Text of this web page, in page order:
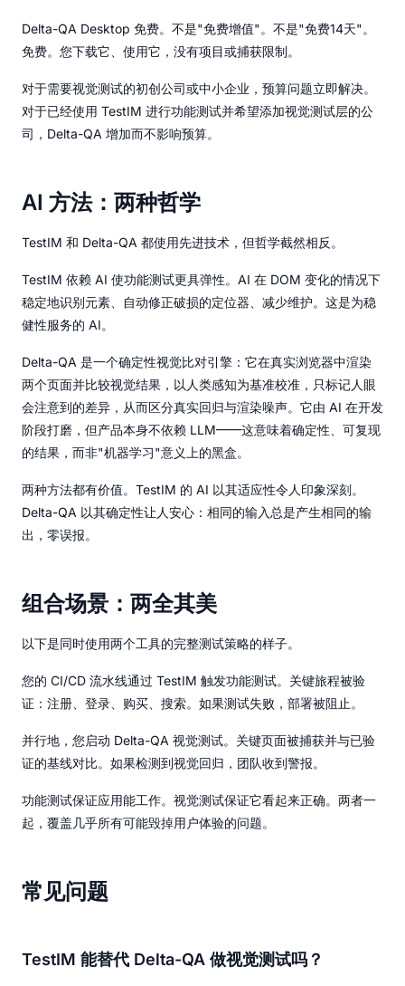
Delta-QA Desktop 免费。不是"免费增值"。不是"免费14天"。
免费。您下载它、使用它，没有项目或捕获限制。
对于需要视觉测试的初创公司或中小企业，预算问题立即解决。
对于已经使用 TestIM 进行功能测试并希望添加视觉测试层的公
司，Delta-QA 增加而不影响预算。
AI 方法：两种哲学
TestIM 和 Delta-QA 都使用先进技术，但哲学截然相反。
TestIM 依赖 AI 使功能测试更具弹性。AI 在 DOM 变化的情况下
稳定地识别元素、自动修正破损的定位器、减少维护。这是为稳
健性服务的 AI。
Delta-QA 是一个确定性视觉比对引擎：它在真实浏览器中渲染
两个页面并比较视觉结果，以人类感知为基准校准，只标记人眼
会注意到的差异，从而区分真实回归与渲染噪声。它由 AI 在开发
阶段打磨，但产品本身不依赖 LLM——这意味着确定性、可复现
的结果，而非"机器学习"意义上的黑盒。
两种方法都有价值。TestIM 的 AI 以其适应性令人印象深刻。
Delta-QA 以其确定性让人安心：相同的输入总是产生相同的输
出，零误报。
组合场景：两全其美
以下是同时使用两个工具的完整测试策略的样子。
您的 CI/CD 流水线通过 TestIM 触发功能测试。关键旅程被验
证：注册、登录、购买、搜索。如果测试失败，部署被阻止。
并行地，您启动 Delta-QA 视觉测试。关键页面被捕获并与已验
证的基线对比。如果检测到视觉回归，团队收到警报。
功能测试保证应用能工作。视觉测试保证它看起来正确。两者一
起，覆盖几乎所有可能毁掉用户体验的问题。
常见问题
TestIM 能替代 Delta-QA 做视觉测试吗？